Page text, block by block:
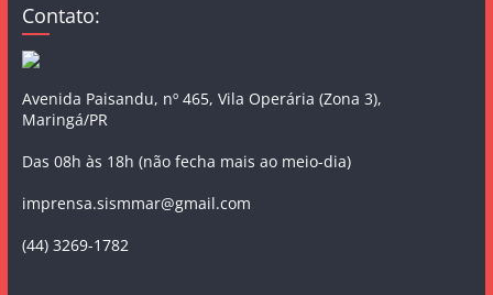
Contato:
Avenida Paisandu, nº 465, Vila Operária (Zona 3),
Maringá/PR
Das 08h às 18h (não fecha mais ao meio-dia)
imprensa.sismmar@gmail.com
(44) 3269-1782